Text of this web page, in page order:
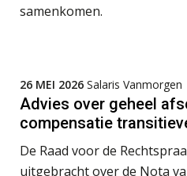
samenkomen.
26 MEI 2026 Salaris Vanmorgen
Advies over geheel
compensatie
De Raad voor de
uitgebracht over de Nota
28
28
AUG
Opfriscursus
Markus
31
AUG
Markus